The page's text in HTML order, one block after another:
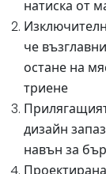
натиска от
че
остане на
триене
дизайн
навън за